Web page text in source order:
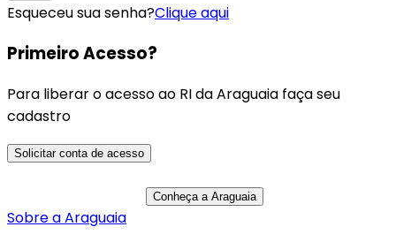
Esqueceu sua senha?Clique aqui
Primeiro Acesso?
Para liberar o acesso ao RI da Araguaia faça seu
cadastro
Solicitar conta de acesso
Conheça a Araguaia
Sobre a Araguaia